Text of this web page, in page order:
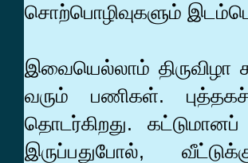
சொற்பொழிவுகளும்
இவையெல்லாம்
வரும் பணிகள்.
தொடர்கிறது.
இருப்பதுபோல்,